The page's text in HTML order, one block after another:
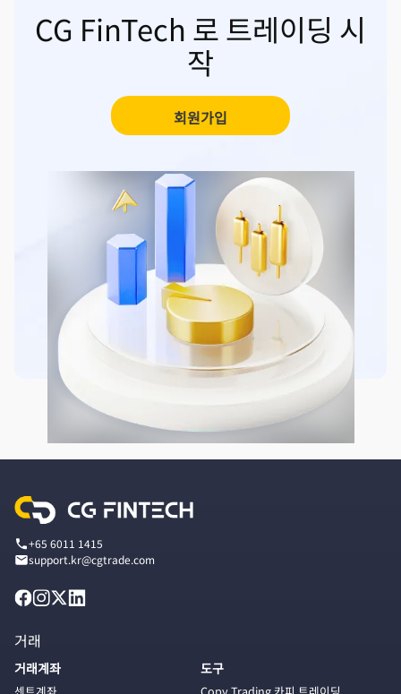
CG FinTech 로 트레이딩 시
작
회원가입
+65 6011 1415
support.kr@cgtrade.com
거래
거래계좌 도구